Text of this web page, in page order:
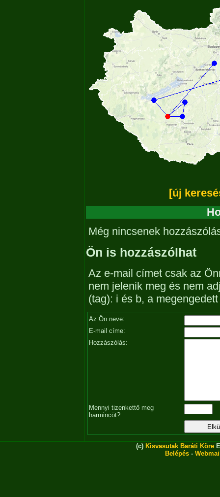
[új
Még nincsenek
Ön is hozzászólhat
Az e-mail címet csak az
nem jelenik meg és nem
(tag): i és b, a
Az Ön neve:
E-mail címe:
Hozzászólás:
Mennyi tizenkettő meg
harmincöt?
(c) Kisvasutak Baráti Köre
Belépés -